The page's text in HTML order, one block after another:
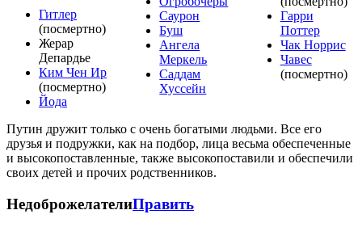
Гитлер
(посмертно)
Жерар
Депардье
Ким Чен Ир
(посмертно)
Йода
Саурон
Буш
Ангела
Меркель
Саддам
Хуссейн
Гарри
Поттер
Чак Норрис
Чавес
(посмертно)
Путин дружит только с очень богатыми людьми. Все его
друзья и подружки, как на подбор, лица весьма обеспеченные
и высокопоставленные, также высокопоставили и обеспечили
своих детей и прочих родственников.
НедоброжелателиПравить